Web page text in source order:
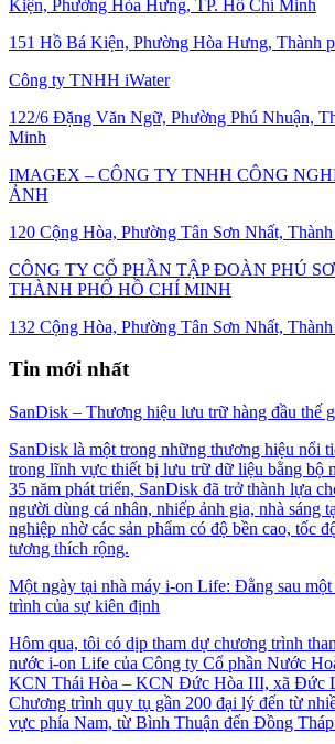
Kiện, Phường Hòa Hưng, TP. Hồ Chí Minh
151 Hồ Bá Kiện, Phường Hòa Hưng, Thành
Công ty TNHH iWater
122/6 Đặng Văn Ngữ, Phường Phú Nhuận,
Minh
IMAGEX – CÔNG TY TNHH CÔNG
ẢNH
120 Cộng Hòa, Phường Tân Sơn Nhất,
CÔNG TY CỔ PHẦN TẬP ĐOÀN PHÚ
THÀNH PHỐ HỒ CHÍ MINH
132 Cộng Hòa, Phường Tân Sơn Nhất,
Tin mới nhất
SanDisk – Thương hiệu lưu trữ hàng đầu thế
SanDisk là một trong những thương hiệu nổi
trong lĩnh vực thiết bị lưu trữ dữ liệu bằng bộ
35 năm phát triển, SanDisk đã trở thành lựa
người dùng cá nhân, nhiếp ảnh gia, nhà sáng
nghiệp nhờ các sản phẩm có độ bền cao, tốc
tương thích rộng.
Một ngày tại nhà máy i-on Life: Đằng sau
trình của sự kiên định
Hôm qua, tôi có dịp tham dự chương trình
nước i-on Life của Công ty Cổ phần Nước
KCN Thái Hòa – KCN Đức Hòa III, xã Đức
Chương trình quy tụ gần 200 đại lý đến từ
vực phía Nam, từ Bình Thuận đến Đồng